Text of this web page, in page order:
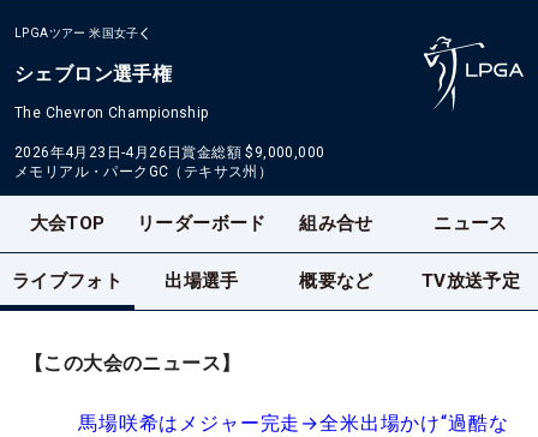
LPGAツアー 米国女子
シェブロン選手権
The Chevron Championship
2026年4月23日-4月26日賞金総額 $9,000,000
メモリアル・パークGC（テキサス州）
大会TOP リーダーボード 組み合せ ニュース
ライブフォト 出場選手 概要など TV放送予定
【この大会のニュース】
馬場咲希はメジャー完走→全米出場かけ“過酷な